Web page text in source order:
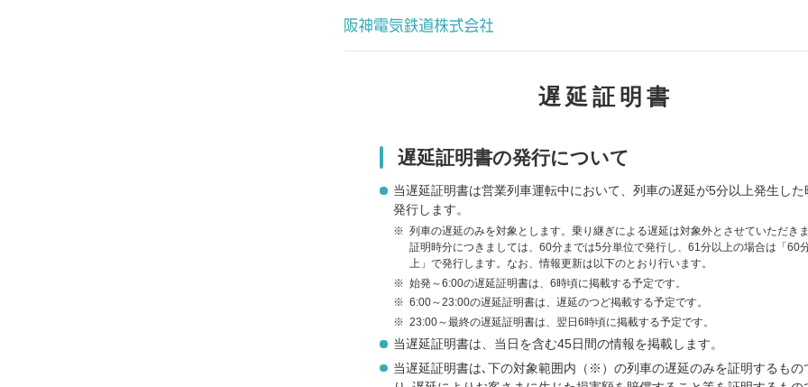
遅延証明書
遅延証明書の発行について
当遅延証明書は営業列車運転中において、列車の遅延が5分以上発生した
発行します。
※ 列車の遅延のみを対象とします。乗り継ぎによる遅延は対象外とさせていただきま
証明時分につきましては、60分までは5分単位で発行し、61分以上の場合は「60
上」で発行します。なお、情報更新は以下のとおり行います。
※ 始発～6:00の遅延証明書は、6時頃に掲載する予定です。
※ 6:00～23:00の遅延証明書は、遅延のつど掲載する予定です。
※ 23:00～最終の遅延証明書は、翌日6時頃に掲載する予定です。
当遅延証明書は、当日を含む45日間の情報を掲載します。
当遅延証明書は､下の対象範囲内（※）の列車の遅延のみを証明するもの